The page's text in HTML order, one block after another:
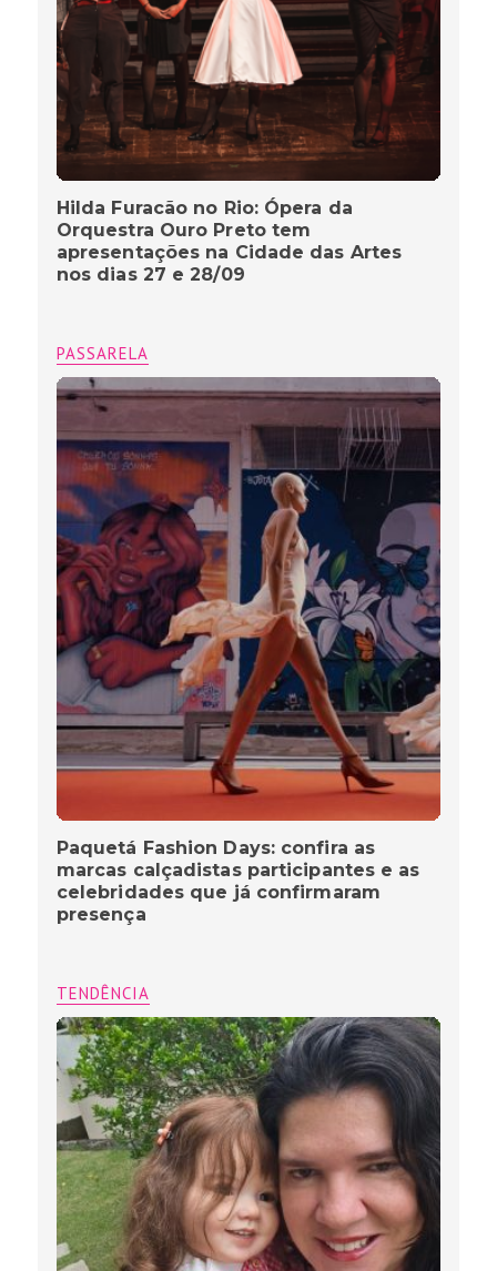
Hilda Furacão no Rio: Ópera da
Orquestra Ouro Preto tem
apresentações na Cidade das Artes
nos dias 27 e 28/09
PASSARELA
Paquetá Fashion Days: confira as
marcas calçadistas participantes e as
celebridades que já confirmaram
presença
TENDÊNCIA